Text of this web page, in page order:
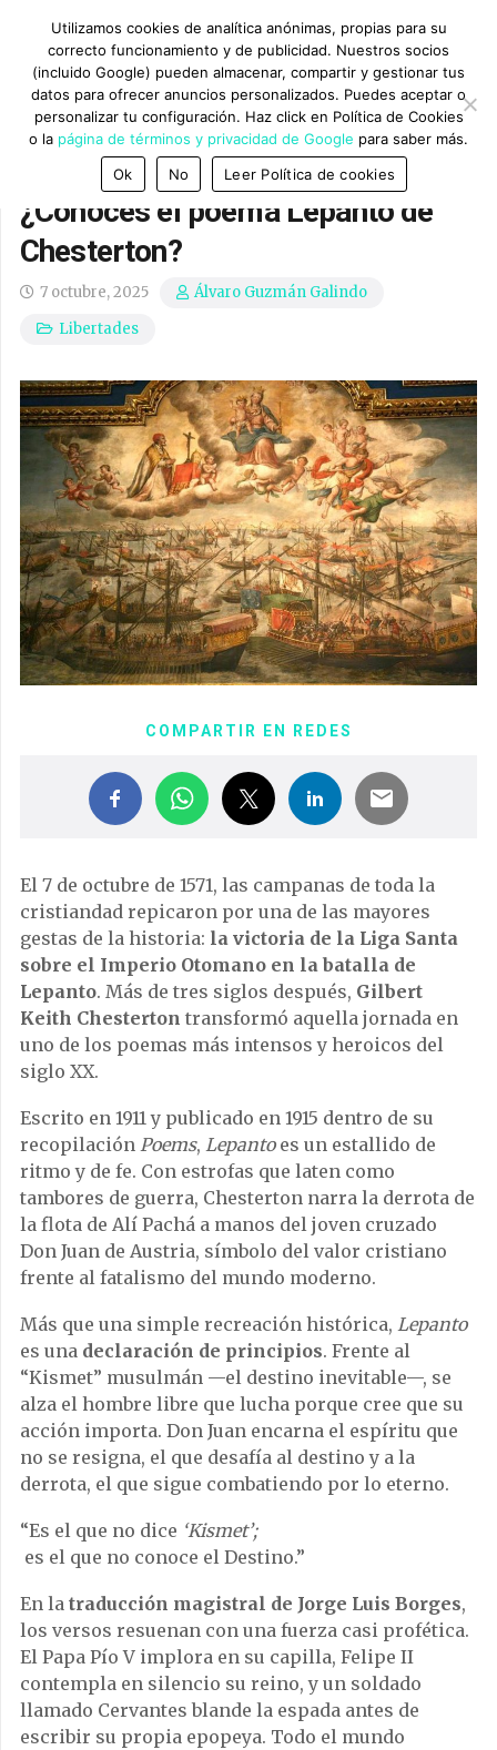
¿Conoces el poema Lepanto de
Chesterton?
7 octubre, 2025
Álvaro Guzmán Galindo
Libertades
COMPARTIR EN REDES
El 7 de octubre de 1571, las campanas de toda la
cristiandad repicaron por una de las mayores
gestas de la historia: la victoria de la Liga Santa
sobre el Imperio Otomano en la batalla de
Lepanto. Más de tres siglos después, Gilbert
Keith Chesterton transformó aquella jornada en
uno de los poemas más intensos y heroicos del
siglo XX.
Escrito en 1911 y publicado en 1915 dentro de su
recopilación Poems, Lepantoes un estallido de
ritmo y de fe. Con estrofas que laten como
tambores de guerra, Chesterton narra la derrota de
la flota de Alí Pachá a manos del joven cruzado
Don Juan de Austria, símbolo del valor cristiano
frente al fatalismo del mundo moderno.
Más que una simple recreación histórica, Lepanto
es una declaración de principios. Frente al
“Kismet” musulmán —el destino inevitable—, se
alza el hombre libre que lucha porque cree que su
acción importa. Don Juan encarna el espíritu que
no se resigna, el que desafía al destino y a la
derrota, el que sigue combatiendo por lo eterno.
“Es el que no dice ‘Kismet’;
es el que no conoce el Destino.”
En la traducción magistral de Jorge Luis Borges,
los versos resuenan con una fuerza casi profética.
El Papa Pío V implora en su capilla, Felipe II
contempla en silencio su reino, y un soldado
llamado Cervantes blande la espada antes de
escribir su propia epopeya. Todo el mundo
Utilizamos cookies de analítica anónimas, propias para su
correcto funcionamiento y de publicidad. Nuestros socios
(incluido Google) pueden almacenar, compartir y gestionar tus
datos para ofrecer anuncios personalizados. Puedes aceptar o
personalizar tu configuración. Haz click en Política de Cookies
o la página de términos y privacidad de Google para saber más.
Ok
No Leer Política de cookies